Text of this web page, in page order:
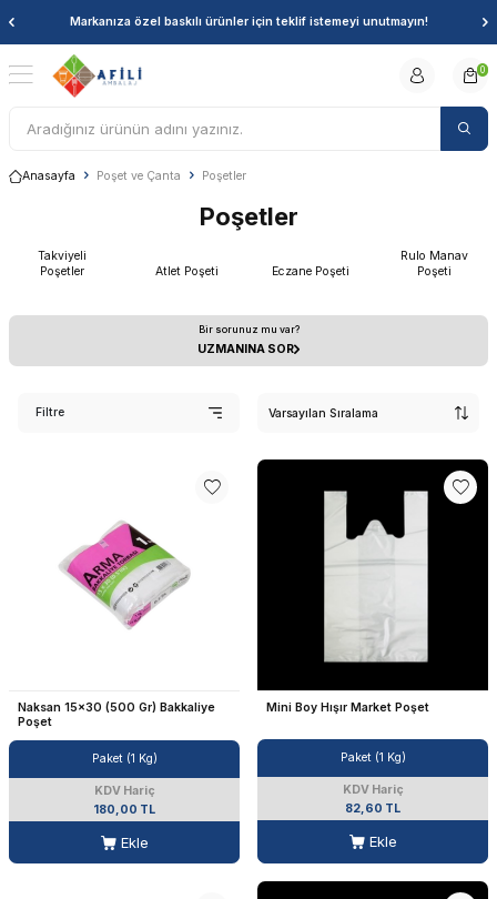
Markanıza özel baskılı ürünler için teklif istemeyi unutmayın!
0
Anasayfa Poşet ve Çanta Poşetler
Poşetler
Takviyeli
Poşetler
Atlet Poşeti Eczane Poşeti
Rulo Manav
Poşeti
Bir sorunuz mu var?
UZMANINA SOR
Filtre
Naksan 15x30 (500 Gr) Bakkaliye
Poşet
Paket (1 Kg)
KDV Hariç
180,00 TL
Ekle
Mini Boy Hışır Market Poşet
Paket (1 Kg)
KDV Hariç
82,60 TL
Ekle